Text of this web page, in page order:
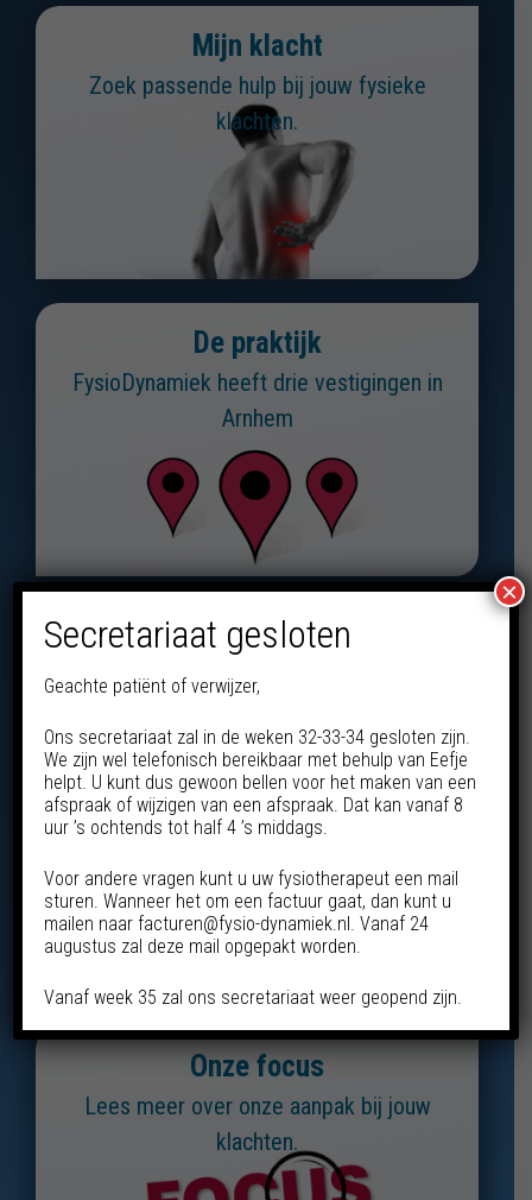
Mijn klacht
Zoek passende hulp bij jouw fysieke
klachten.
De praktijk
FysioDynamiek heeft drie vestigingen in
Arnhem
Onze focus
Lees meer over onze aanpak bij jouw
klachten.
Secretariaat gesloten
Geachte patiënt of verwijzer,
Ons secretariaat zal in de weken 32-33-34 gesloten zijn.
We zijn wel telefonisch bereikbaar met behulp van Eefje
helpt. U kunt dus gewoon bellen voor het maken van een
afspraak of wijzigen van een afspraak. Dat kan vanaf 8
uur ’s ochtends tot half 4 ’s middags.
Voor andere vragen kunt u uw fysiotherapeut een mail
sturen. Wanneer het om een factuur gaat, dan kunt u
mailen naar facturen@fysio-dynamiek.nl. Vanaf 24
augustus zal deze mail opgepakt worden.
Vanaf week 35 zal ons secretariaat weer geopend zijn.
×